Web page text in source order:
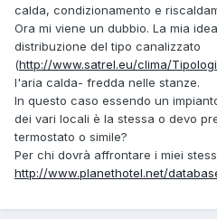
calda, condizionamento e
Ora mi viene un dubbio. La mia
distribuzione del tipo canalizzato
(http://www.satrel.eu/clima/
l'aria calda- fredda nelle stanze.
In questo caso essendo un
dei vari locali è la stessa o devo
termostato o simile?
Per chi dovrà affrontare i miei
http://www.planethotel.net/